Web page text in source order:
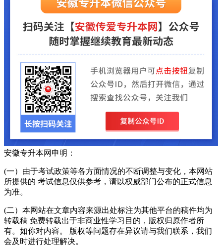
安徽专升本网申明：
(一）由于考试政策等各方面情况的不断调整与变化，本网站
所提供的 考试信息仅供参考，请以权威部门公布的正式信息
为准。
(二）本网站在文章内容来源出处标注为其他平台的稿件均为
转载稿 免费转载出于非商业性学习目的，版权归原作者所
有。如你对内容。 版权等问题存在异议请与我们联系，我们
会及时进行处理解决。